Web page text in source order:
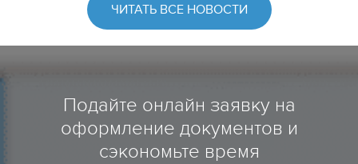
ЧИТАТЬ ВСЕ НОВОСТИ
Подайте онлайн заявку на
оформление документов и
сэкономьте время